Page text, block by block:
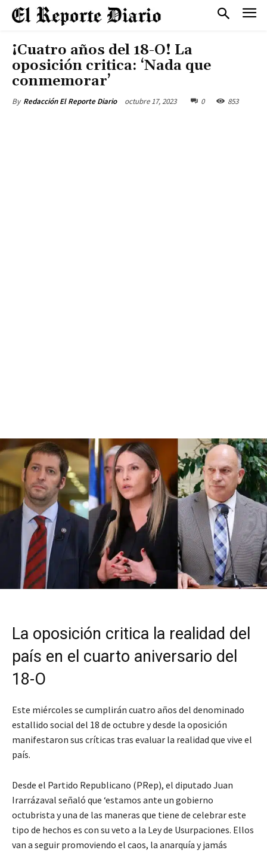
¡Cuatro años del 18-O! La
oposición critica: ‘Nada que
conmemorar’
By Redacción El Reporte Diario octubre 17, 2023 0 853
La oposición critica la realidad del
país en el cuarto aniversario del
18-O
Este miércoles se cumplirán cuatro años del denominado
estallido social del 18 de octubre y desde la oposición
manifestaron sus críticas tras evaluar la realidad que vive el
país.
Desde el Partido Republicano (PRep), el diputado Juan
Irarrázaval señaló que ‘estamos ante un gobierno
octubrista y una de las maneras que tiene de celebrar este
tipo de hechos es con su veto a la Ley de Usurpaciones. Ellos
van a seguir promoviendo el caos, la anarquía y jamás